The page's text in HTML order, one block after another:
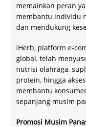
memainkan peran
membantu individu
dan mendukung
iHerb, platform e-
global, telah
nutrisi olahraga,
protein, hingga
membantu
sepanjang musim
Promosi Musim